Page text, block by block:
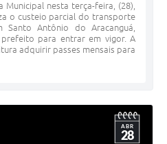
Municipal nesta terça-feira, (28),
o custeio parcial do transporte
Santo Antônio do Aracanguá,
para entrar em vigor. A
adquirir passes mensais para
ABR
28